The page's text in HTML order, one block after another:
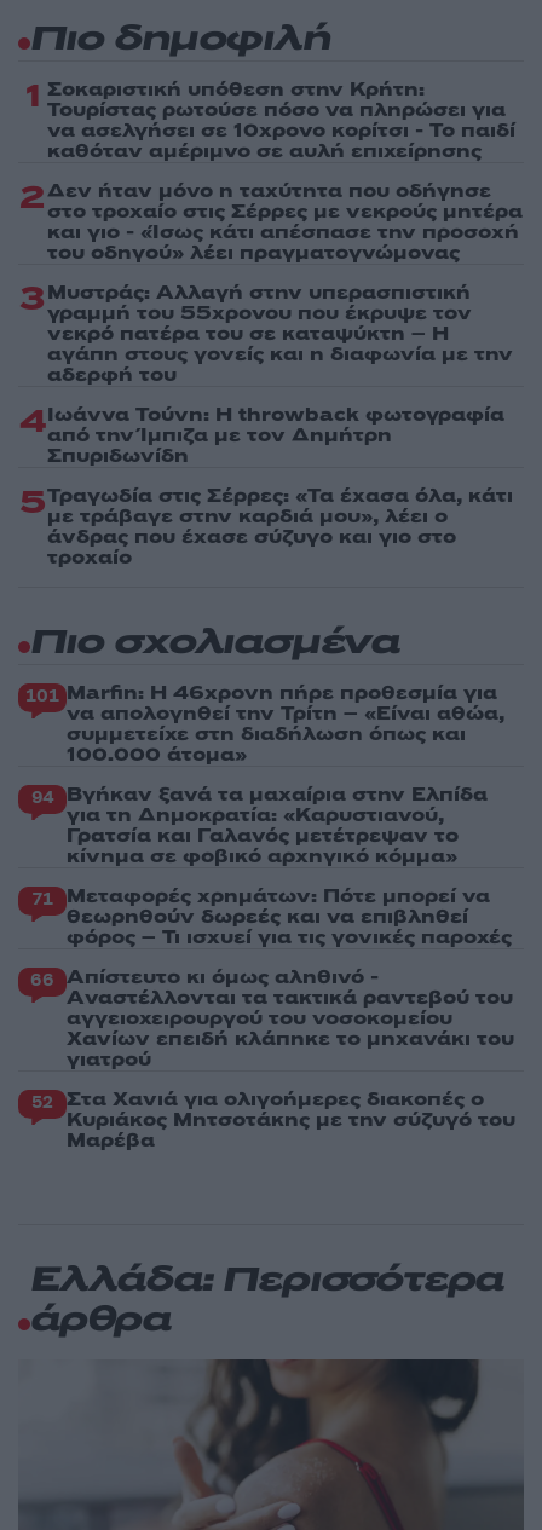
Πιο δημοφιλή
1 Σοκαριστική υπόθεση στην Κρήτη:
Τουρίστας ρωτούσε πόσο να πληρώσει για
να ασελγήσει σε 10χρονο κορίτσι - Το παιδί
καθόταν αμέριμνο σε αυλή επιχείρησης
2Δεν ήταν μόνο η ταχύτητα που οδήγησε
στο τροχαίο στις Σέρρες με νεκρούς μητέρα
και γιο - «Ίσως κάτι απέσπασε την προσοχή
του οδηγού» λέει πραγματογνώμονας
3Μυστράς: Αλλαγή στην υπερασπιστική
γραμμή του 55χρονου που έκρυψε τον
νεκρό πατέρα του σε καταψύκτη – Η
αγάπη στους γονείς και η διαφωνία με την
αδερφή του
4Ιωάννα Τούνη: Η throwback φωτογραφία
από την Ίμπιζα με τον Δημήτρη
Σπυριδωνίδη
5Τραγωδία στις Σέρρες: «Τα έχασα όλα, κάτι
με τράβαγε στην καρδιά μου», λέει ο
άνδρας που έχασε σύζυγο και γιο στο
τροχαίο
Πιο σχολιασμένα
101 Marfin: Η 46χρονη πήρε προθεσμία για
να απολογηθεί την Τρίτη – «Είναι αθώα,
συμμετείχε στη διαδήλωση όπως και
100.000 άτομα»
94 Βγήκαν ξανά τα μαχαίρια στην Ελπίδα
για τη Δημοκρατία: «Καρυστιανού,
Γρατσία και Γαλανός μετέτρεψαν το
κίνημα σε φοβικό αρχηγικό κόμμα»
71 Μεταφορές χρημάτων: Πότε μπορεί να
θεωρηθούν δωρεές και να επιβληθεί
φόρος – Τι ισχυεί για τις γονικές παροχές
66 Απίστευτο κι όμως αληθινό -
Aναστέλλονται τα τακτικά ραντεβού του
αγγειοχειρουργού του νοσοκομείου
Χανίων επειδή κλάπηκε το μηχανάκι του
γιατρού
52 Στα Χανιά για ολιγοήμερες διακοπές ο
Κυριάκος Μητσοτάκης με την σύζυγό του
Μαρέβα
Ελλάδα: Περισσότερα
άρθρα